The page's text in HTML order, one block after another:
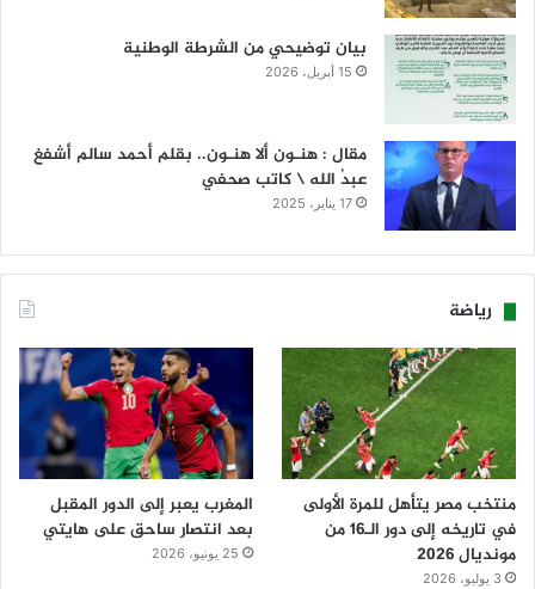
بيان توضيحي من الشرطة الوطنية
15 أبريل، 2026
مقال : هنـون ألا هنـون.. بقلم أحمد سالم أشفغ
عبدُ الله \ كاتب صحفي
17 يناير، 2025
رياضة
منتخب مصر يتأهل للمرة الأولى
في تاريخه إلى دور الـ16 من
مونديال 2026
3 يوليو، 2026
المغرب يعبر إلى الدور المقبل
بعد انتصار ساحق على هايتي
25 يونيو، 2026